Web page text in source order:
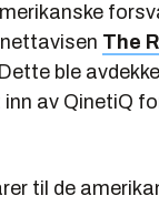
The
ble
av QinetiQ
til de